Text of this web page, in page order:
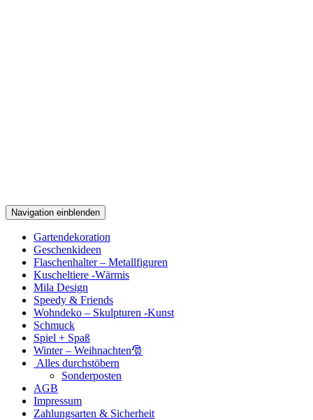
Navigation einblenden
Gartendekoration
Geschenkideen
Flaschenhalter – Metallfiguren
Kuscheltiere -Wärmis
Mila Design
Speedy & Friends
Wohndeko – Skulpturen -Kunst
Schmuck
Spiel + Spaß
Winter – Weihnachten🎅
Alles durchstöbern
Sonderposten
AGB
Impressum
Zahlungsarten & Sicherheit